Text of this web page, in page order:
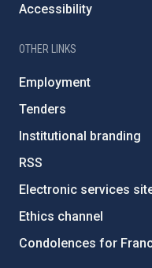
Accessibility
OTHER LINKS
Employment
Tenders
Institutional branding
RSS
Electronic services
Ethics channel
Condolences for